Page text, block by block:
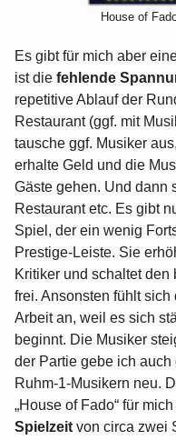
House of
Es gibt für mich aber
ist die fehlende
repetitive Ablauf der
Restaurant (ggf. mit
tausche ggf. Musiker
erhalte Geld und die
Gäste gehen. Und dann
Restaurant etc. Es gibt
Spiel, der ein wenig
Prestige-Leiste. Sie
Kritiker und schaltet
frei. Ansonsten fühlt
Arbeit an, weil es sich
beginnt. Die Musiker
der Partie gebe ich
Ruhm-1-Musikern neu.
„House of Fado“ für
Spielzeit von circa zwei